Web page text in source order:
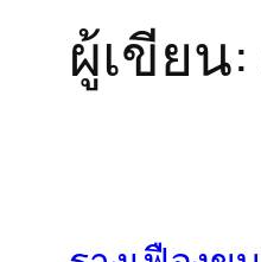
ผู้เขียน: